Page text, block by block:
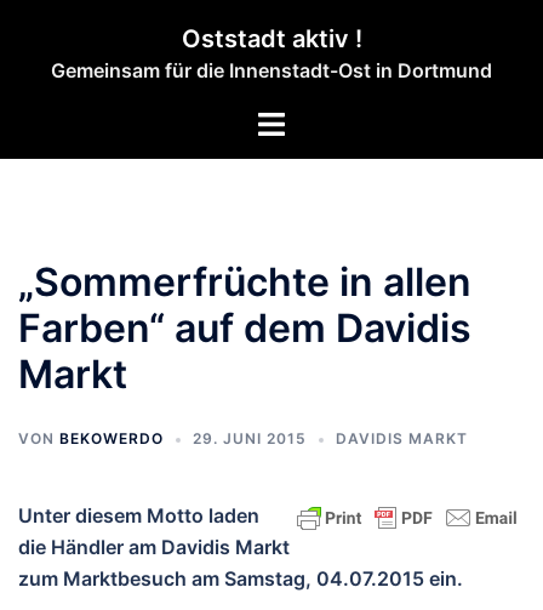
springen
Oststadt aktiv !
Gemeinsam für die Innenstadt-Ost in Dortmund
Menü
„Sommerfrüchte in allen
Farben“ auf dem Davidis
Markt
VON BEKOWERDO 29. JUNI 2015 DAVIDIS MARKT
Unter diesem Motto laden
die Händler am Davidis Markt
zum Marktbesuch am Samstag, 04.07.2015 ein.